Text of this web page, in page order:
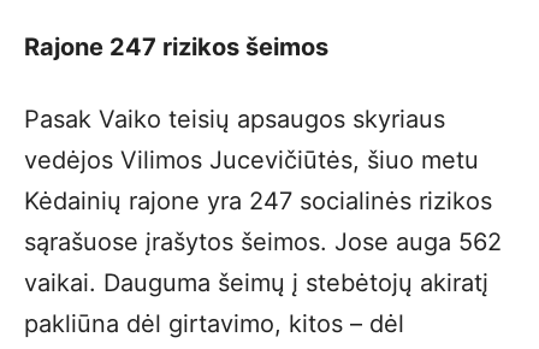
Rajone 247 rizikos šeimos
Pasak Vaiko teisių apsaugos skyriaus
vedėjos Vilimos Jucevičiūtės, šiuo metu
Kėdainių rajone yra 247 socialinės rizikos
sąrašuose įrašytos šeimos. Jose auga 562
vaikai. Dauguma šeimų į stebėtojų akiratį
pakliūna dėl girtavimo, kitos – dėl